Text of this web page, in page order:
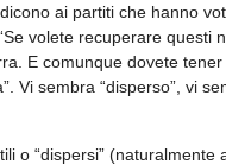
ai partiti che hanno
volete recuperare questi
E comunque dovete
Vi sembra “disperso”, vi
o “dispersi” (naturalmente